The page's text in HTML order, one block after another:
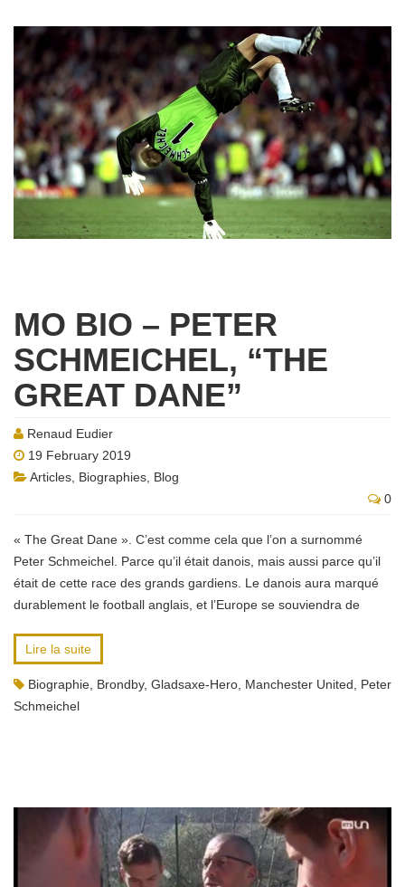
MO BIO – PETER
SCHMEICHEL, “THE
GREAT DANE”
Renaud Eudier
19 February 2019
Articles Biographies Blog
0
« The Great Dane ». C’est comme cela que l’on a surnommé
Peter Schmeichel. Parce qu’il était danois, mais aussi parce qu’il
était de cette race des grands gardiens. Le danois aura marqué
durablement le football anglais, et l’Europe se souviendra de
Lire la suite
Biographie Brondby, Gladsaxe-Hero Manchester United
Peter
Schmeichel